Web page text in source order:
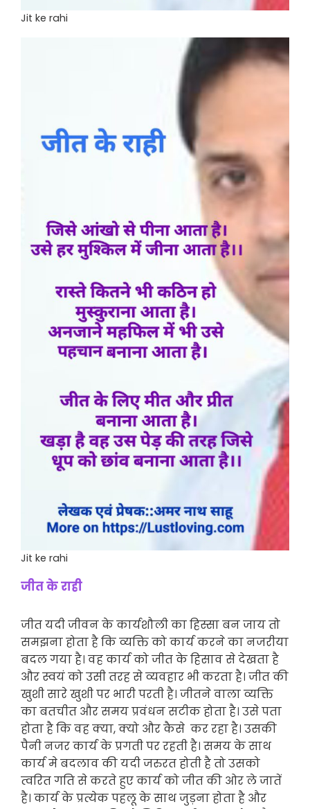
Jit ke rahi
Jit ke rahi
जीत के राही
जीत यदी जीवन के कार्यशौली का हिस्सा बन जाय तो
समझना होता है कि व्यक्ति को कार्य करने का नजरीया
बदल गया है। वह कार्य को जीत के हिसाव से देखता है
और स्वयं को उसी तरह से व्यवहार भी करता है। जीत की
खुशी सारे खुशी पर भारी परती है। जीतने वाला व्यक्ति
का बतचीत और समय प्रवंधन सटीक होता है। उसे पता
होता है कि वह क्या, क्यो और कैसे कर रहा है। उसकी
पैनी नजर कार्य के प्रगती पर रहती है। समय के साथ
कार्य मे बदलाव की यदी जरुरत होती है तो उसको
त्वरित गति से करते हुए कार्य को जीत की ओर ले जातें
है। कार्य के प्रत्येक पहलू के साथ जुड़ना होता है और